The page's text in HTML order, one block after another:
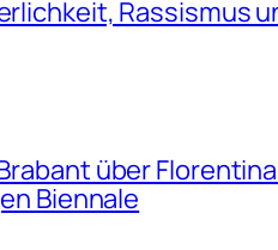
Rassismus
über
Biennale